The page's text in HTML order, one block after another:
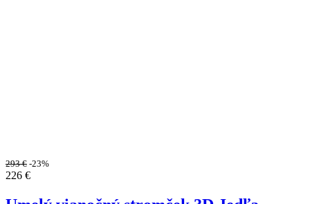
293€ -23%
226 €